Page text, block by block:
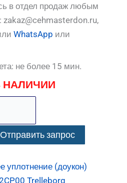
в отдел продаж любым
WhatsApp или
не более 15 мин.
НАЛИЧИИ
Отправить запрос